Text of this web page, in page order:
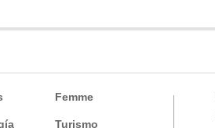
Femme
Turismo